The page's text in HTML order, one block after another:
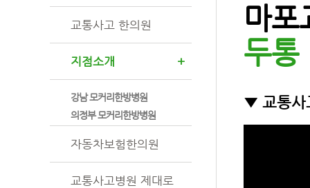
교통사고 한의원
지점소개 +
강남 모커리한방병원
의정부 모커리한방병원
자동차보험한의원
교통사고병원 제대로
마
두통
▼ 교통사